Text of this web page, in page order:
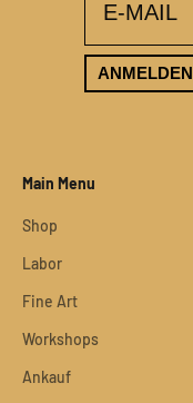
ANMELDEN
Main Menu
Shop
Labor
Fine Art
Workshops
Ankauf